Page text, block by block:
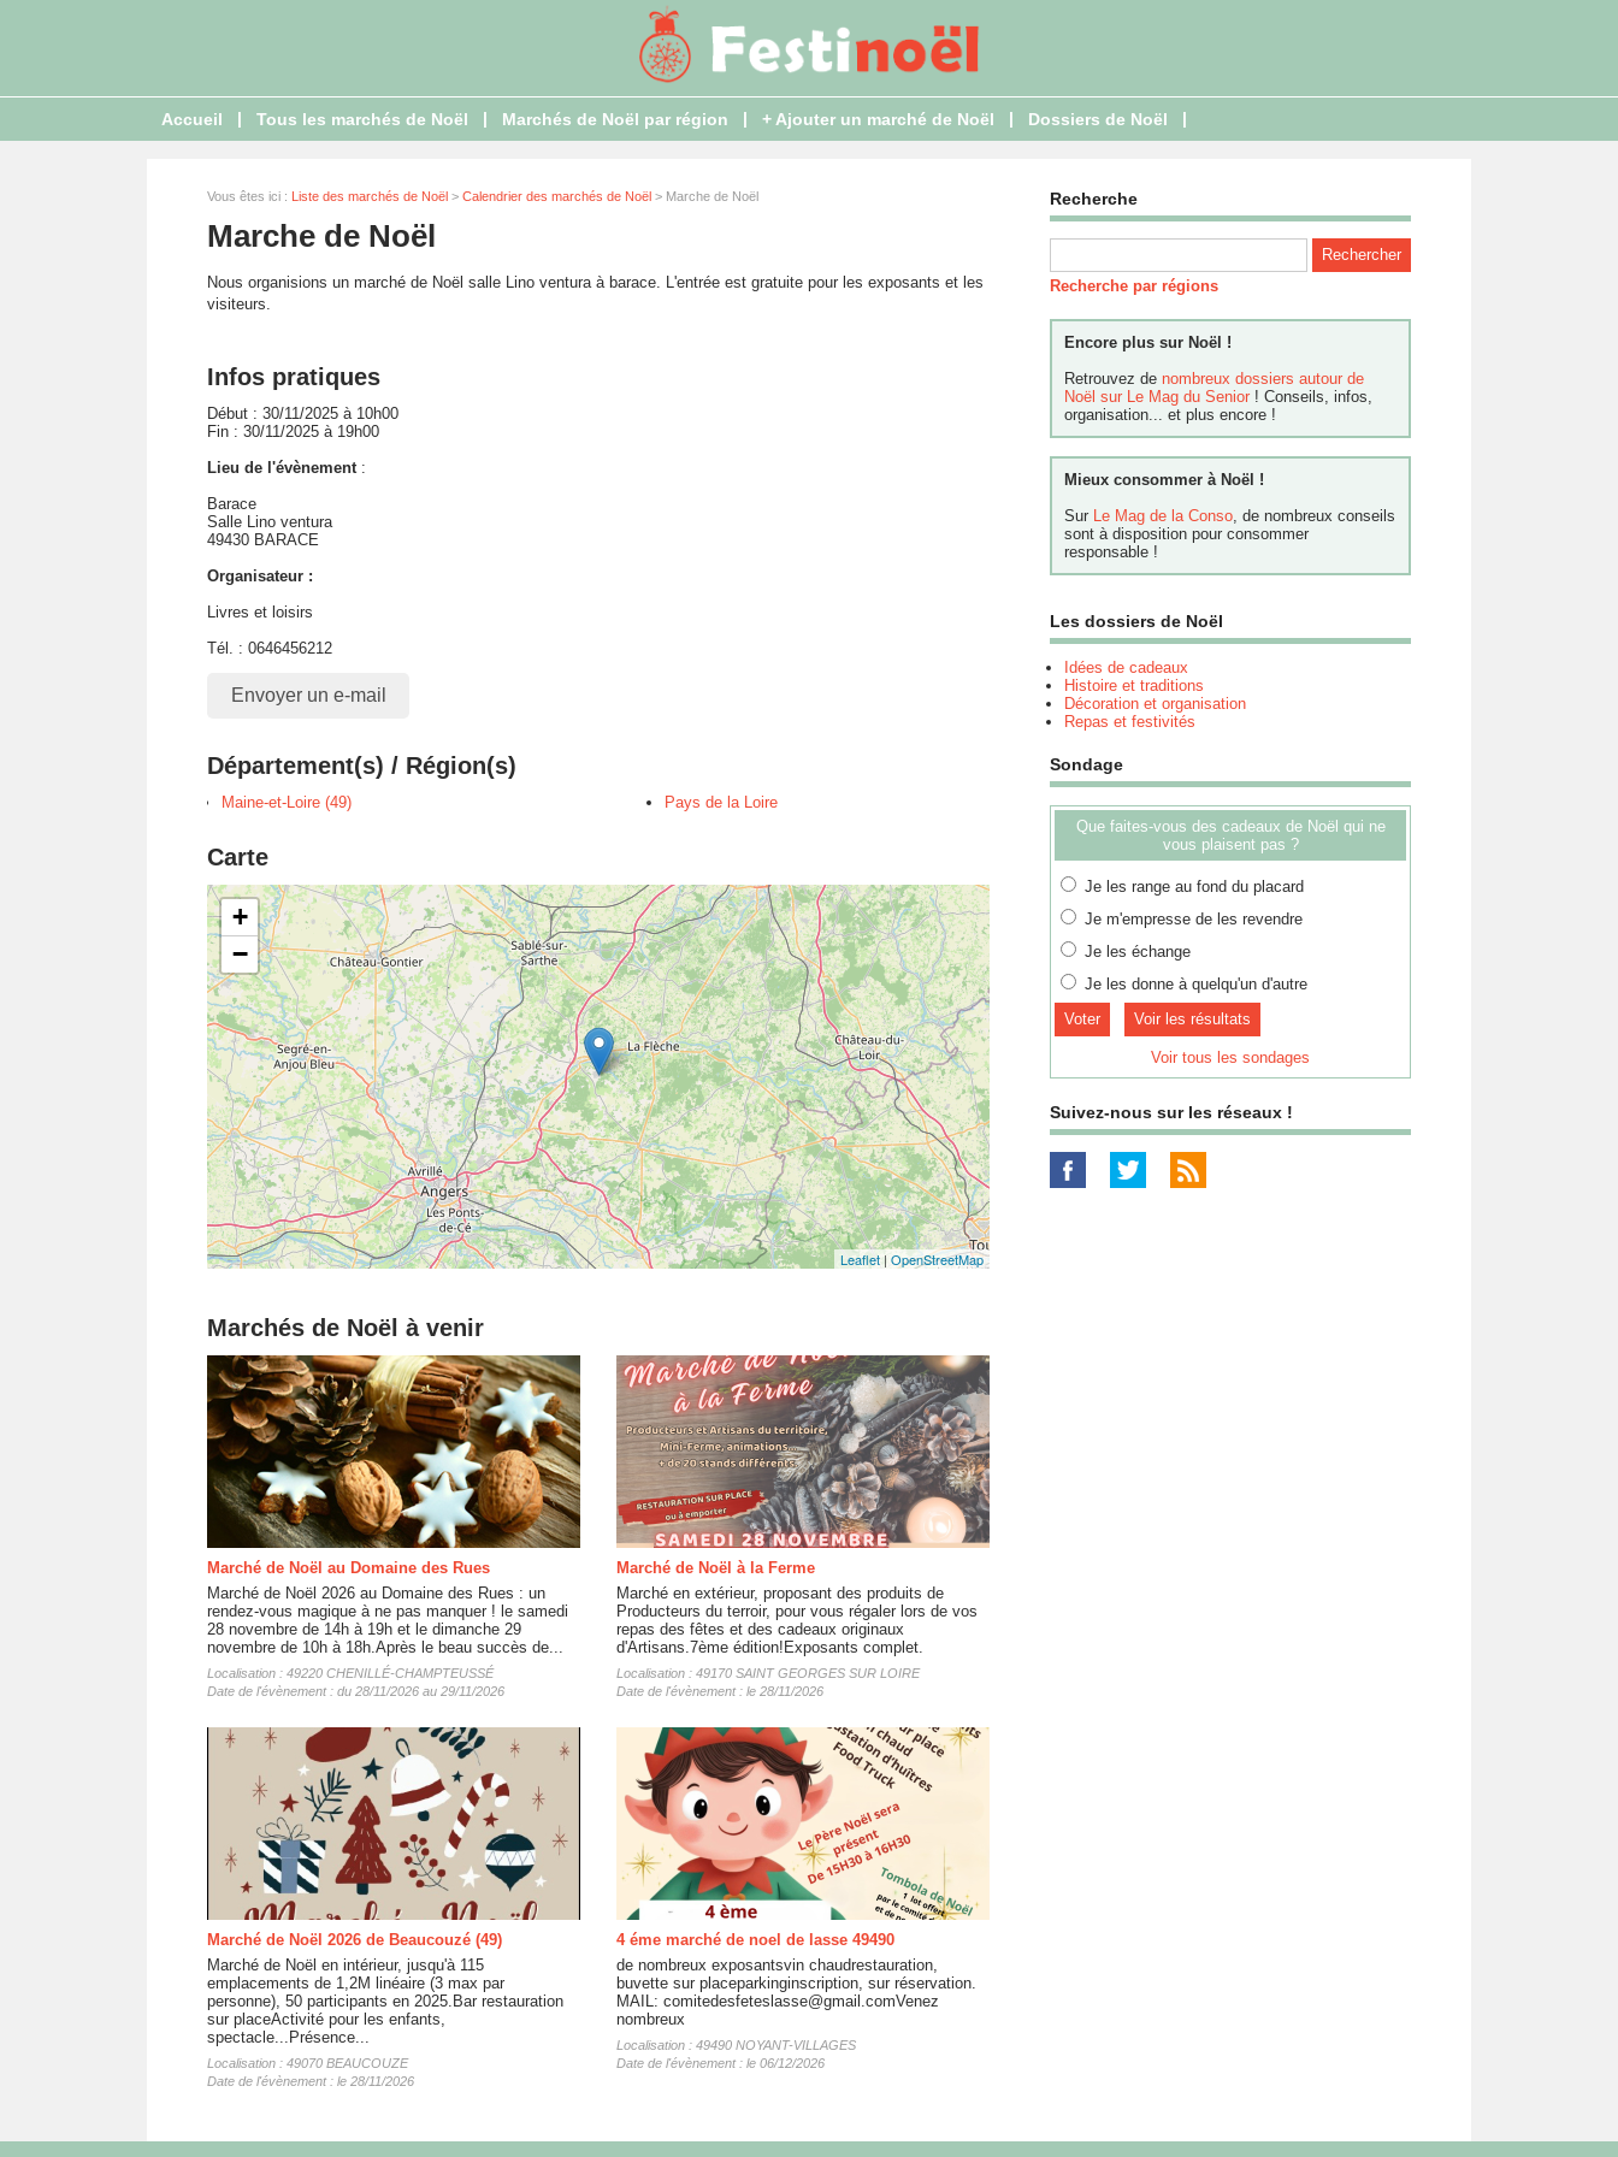
Accueil | Tous les marchés de Noël | Marchés de Noël par région | + Ajouter un marché de Noël | Dossiers de Noël |
Vous êtes ici : Liste des marchés de Noël > Calendrier des marchés de Noël > Marche de Noël
Marche de Noël
Nous organisions un marché de Noël salle Lino ventura à barace. L'entrée est gratuite pour les exposants et les
visiteurs.
Infos pratiques
Début : 30/11/2025 à 10h00
Fin : 30/11/2025 à 19h00
Lieu de l'évènement:
Barace
Salle Lino ventura
49430 BARACE
Organisateur :
Livres et loisirs
Tél. : 0646456212
Envoyer un e-mail
Département(s) / Région(s)
Maine-et-Loire (49) Pays de la Loire
Carte
+
−
Leaflet | OpenStreetMap
Marchés de Noël à venir
Marché de Noël au Domaine des Rues
Marché de Noël 2026 au Domaine des Rues : un
rendez-vous magique à ne pas manquer ! le samedi
28 novembre de 14h à 19h et le dimanche 29
novembre de 10h à 18h.Après le beau succès de...
Localisation : 49220 CHENILLÉ-CHAMPTEUSSÉ
Date de l'évènement : du 28/11/2026 au 29/11/2026
Marché de Noël à la Ferme
Marché en extérieur, proposant des produits de
Producteurs du terroir, pour vous régaler lors de vos
repas des fêtes et des cadeaux originaux
d'Artisans.7ème édition!Exposants complet.
Localisation : 49170 SAINT GEORGES SUR LOIRE
Date de l'évènement : le 28/11/2026
Marché de Noël 2026 de Beaucouzé (49)
Marché de Noël en intérieur, jusqu'à 115
emplacements de 1,2M linéaire (3 max par
personne), 50 participants en 2025.Bar restauration
sur placeActivité pour les enfants,
spectacle...Présence...
Localisation : 49070 BEAUCOUZE
Date de l'évènement : le 28/11/2026
4 éme marché de noel de lasse 49490
de nombreux exposantsvin chaudrestauration,
buvette sur placeparkinginscription, sur réservation.
MAIL: comitedesfeteslasse@gmail.comVenez
nombreux
Localisation : 49490 NOYANT-VILLAGES
Date de l'évènement : le 06/12/2026
Recherche
Recherche par régions
Encore plus sur Noël !
Retrouvez de nombreux dossiers autour de
Noël sur Le Mag du Senior ! Conseils, infos,
organisation... et plus encore !
Mieux consommer à Noël !
Sur Le Mag de la Conso, de nombreux conseils
sont à disposition pour consommer
responsable !
Les dossiers de Noël
Idées de cadeaux
Histoire et traditions
Décoration et organisation
Repas et festivités
Sondage
Que faites-vous des cadeaux de Noël qui ne
vous plaisent pas ?
Je les range au fond du placard
Je m'empresse de les revendre
Je les échange
Je les donne à quelqu'un d'autre
Voir les résultats
Voir tous les sondages
Suivez-nous sur les réseaux !